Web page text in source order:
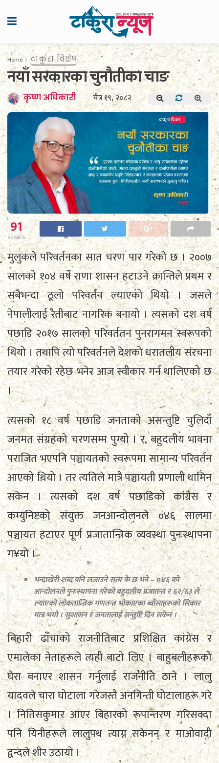
Home टाकुरा विशेष
नयाँ सरकारका चुनौतीका चाङ
कृष्ण अधिकारी चैत्र १९, २०८२
91
SHARES
मुलुकले परिवर्तनका सात चरण पार गरेको छ । २००७
सालको १०४ वर्षे राणा शासन हटाउने क्रान्तिले प्रथम र
सबैभन्दा ठूलो परिवर्तन ल्याएको थियो । जसले
नेपालीलाई रैतीबाट नागरिक बनायो । त्यसको दश वर्ष
पछाडि २०१७ सालको परिवर्ततन पुनरागमन स्वरूपको
थियो । तथापि त्यो परिवर्तनले देशको धरातलीय संरचना
तयार गरेको रहेछ भनेर आज स्वीकार गर्न थालिएको छ
।
त्यसको १८ वर्ष पछाडि जनताको असन्तुष्टि चुलिदाँ
जनमत संग्रहको चरणसम्म पुग्यो । र, बहुदलीय भावना
पराजित भएपनि पञ्चायतको स्वरूपमा सामान्य परिवर्तन
आएको थियो । तर त्यतिले मात्रै पञ्चायती प्रणाली थामिन
सकेन । त्यसको दश वर्ष पछाडिको कांग्रेस र
कम्युनिष्टको संयुक्त जनआन्दोलनले ०४६ सालमा
पञ्चायत हटाएर पूर्ण प्रजातान्त्रिक व्यवस्था पुनःस्थापना
ग¥यो ।
भन्दाखेरी शब्द पनि लजाउने सत्य के छ भने – ०४६ को
आन्दोलनले पुनःस्थापना गरेको बहुदलीय प्रजातन्त्र र ६२/६३ ले
ल्याएको लोकतान्त्रिक गणतन्त्र भोकाएका ब्वाँसाहरूको सिकार
मात्र भयो । सुशासन र जनतालाई सन्तुष्टि दिन सकेन ।
बिहारी ढाँचाको राजनीतिबाट प्रशिक्षित कांग्रेस र
एमालेका नेताहरूले त्यही बाटो लिए । बाहुबलीहरूको
घेरा बनाएर शासन गर्नुलाई राजनीति ठाने । लालु
यादवले चारा घोटाला गरेजस्तै अनगिन्ती घोटालाहरू गरे
। नितिसकुमार आएर बिहारको रूपान्तरण गरिसक्दा
पनि यिनीहरूले लालुपथ त्याग्न सकेनन् र माओवादी
द्वन्दले शीर उठायो ।